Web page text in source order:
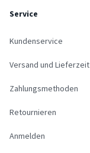
Service
Kundenservice
Versand und Lieferzeit
Zahlungsmethoden
Retournieren
Anmelden